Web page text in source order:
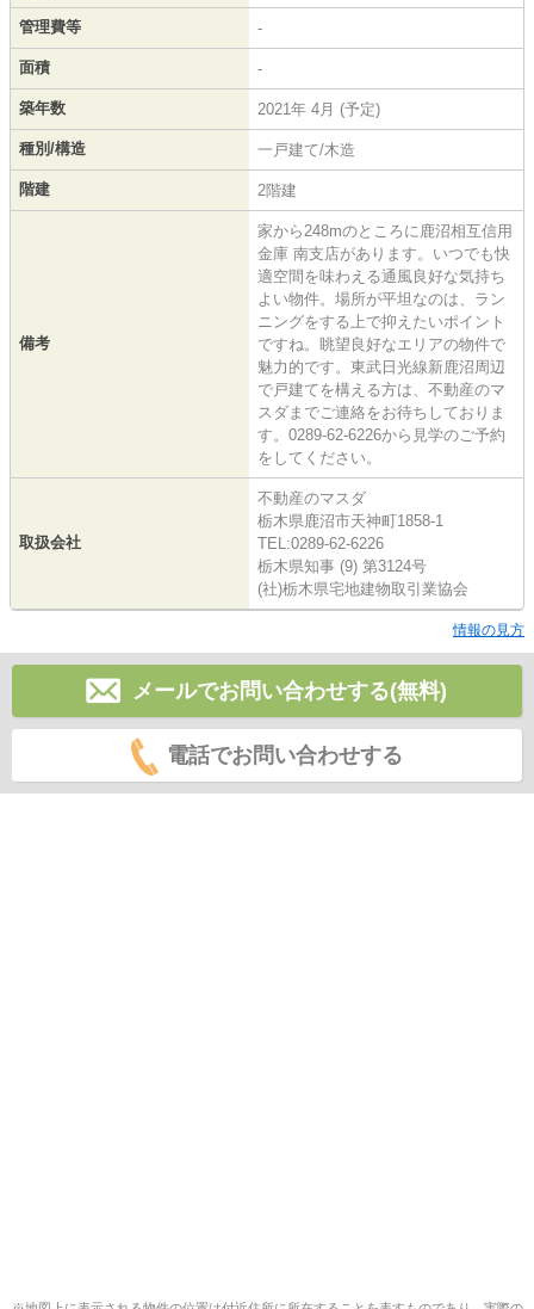
管理費等 -
面積 -
築年数 2021年 4月 (予定)
種別/構造 一戸建て/木造
階建 2階建
備考
家から248mのところに鹿沼相互信用
金庫 南支店があります。いつでも快
適空間を味わえる通風良好な気持ち
よい物件。場所が平坦なのは、ラン
ニングをする上で抑えたいポイント
ですね。眺望良好なエリアの物件で
魅力的です。東武日光線新鹿沼周辺
で戸建てを構える方は、不動産のマ
スダまでご連絡をお待ちしておりま
す。0289-62-6226から見学のご予約
をしてください。
取扱会社
不動産のマスダ
栃木県鹿沼市天神町1858-1
TEL:0289-62-6226
栃木県知事 (9) 第3124号
(社)栃木県宅地建物取引業協会
情報の見方
メールでお問い合わせする(無料)
電話でお問い合わせする